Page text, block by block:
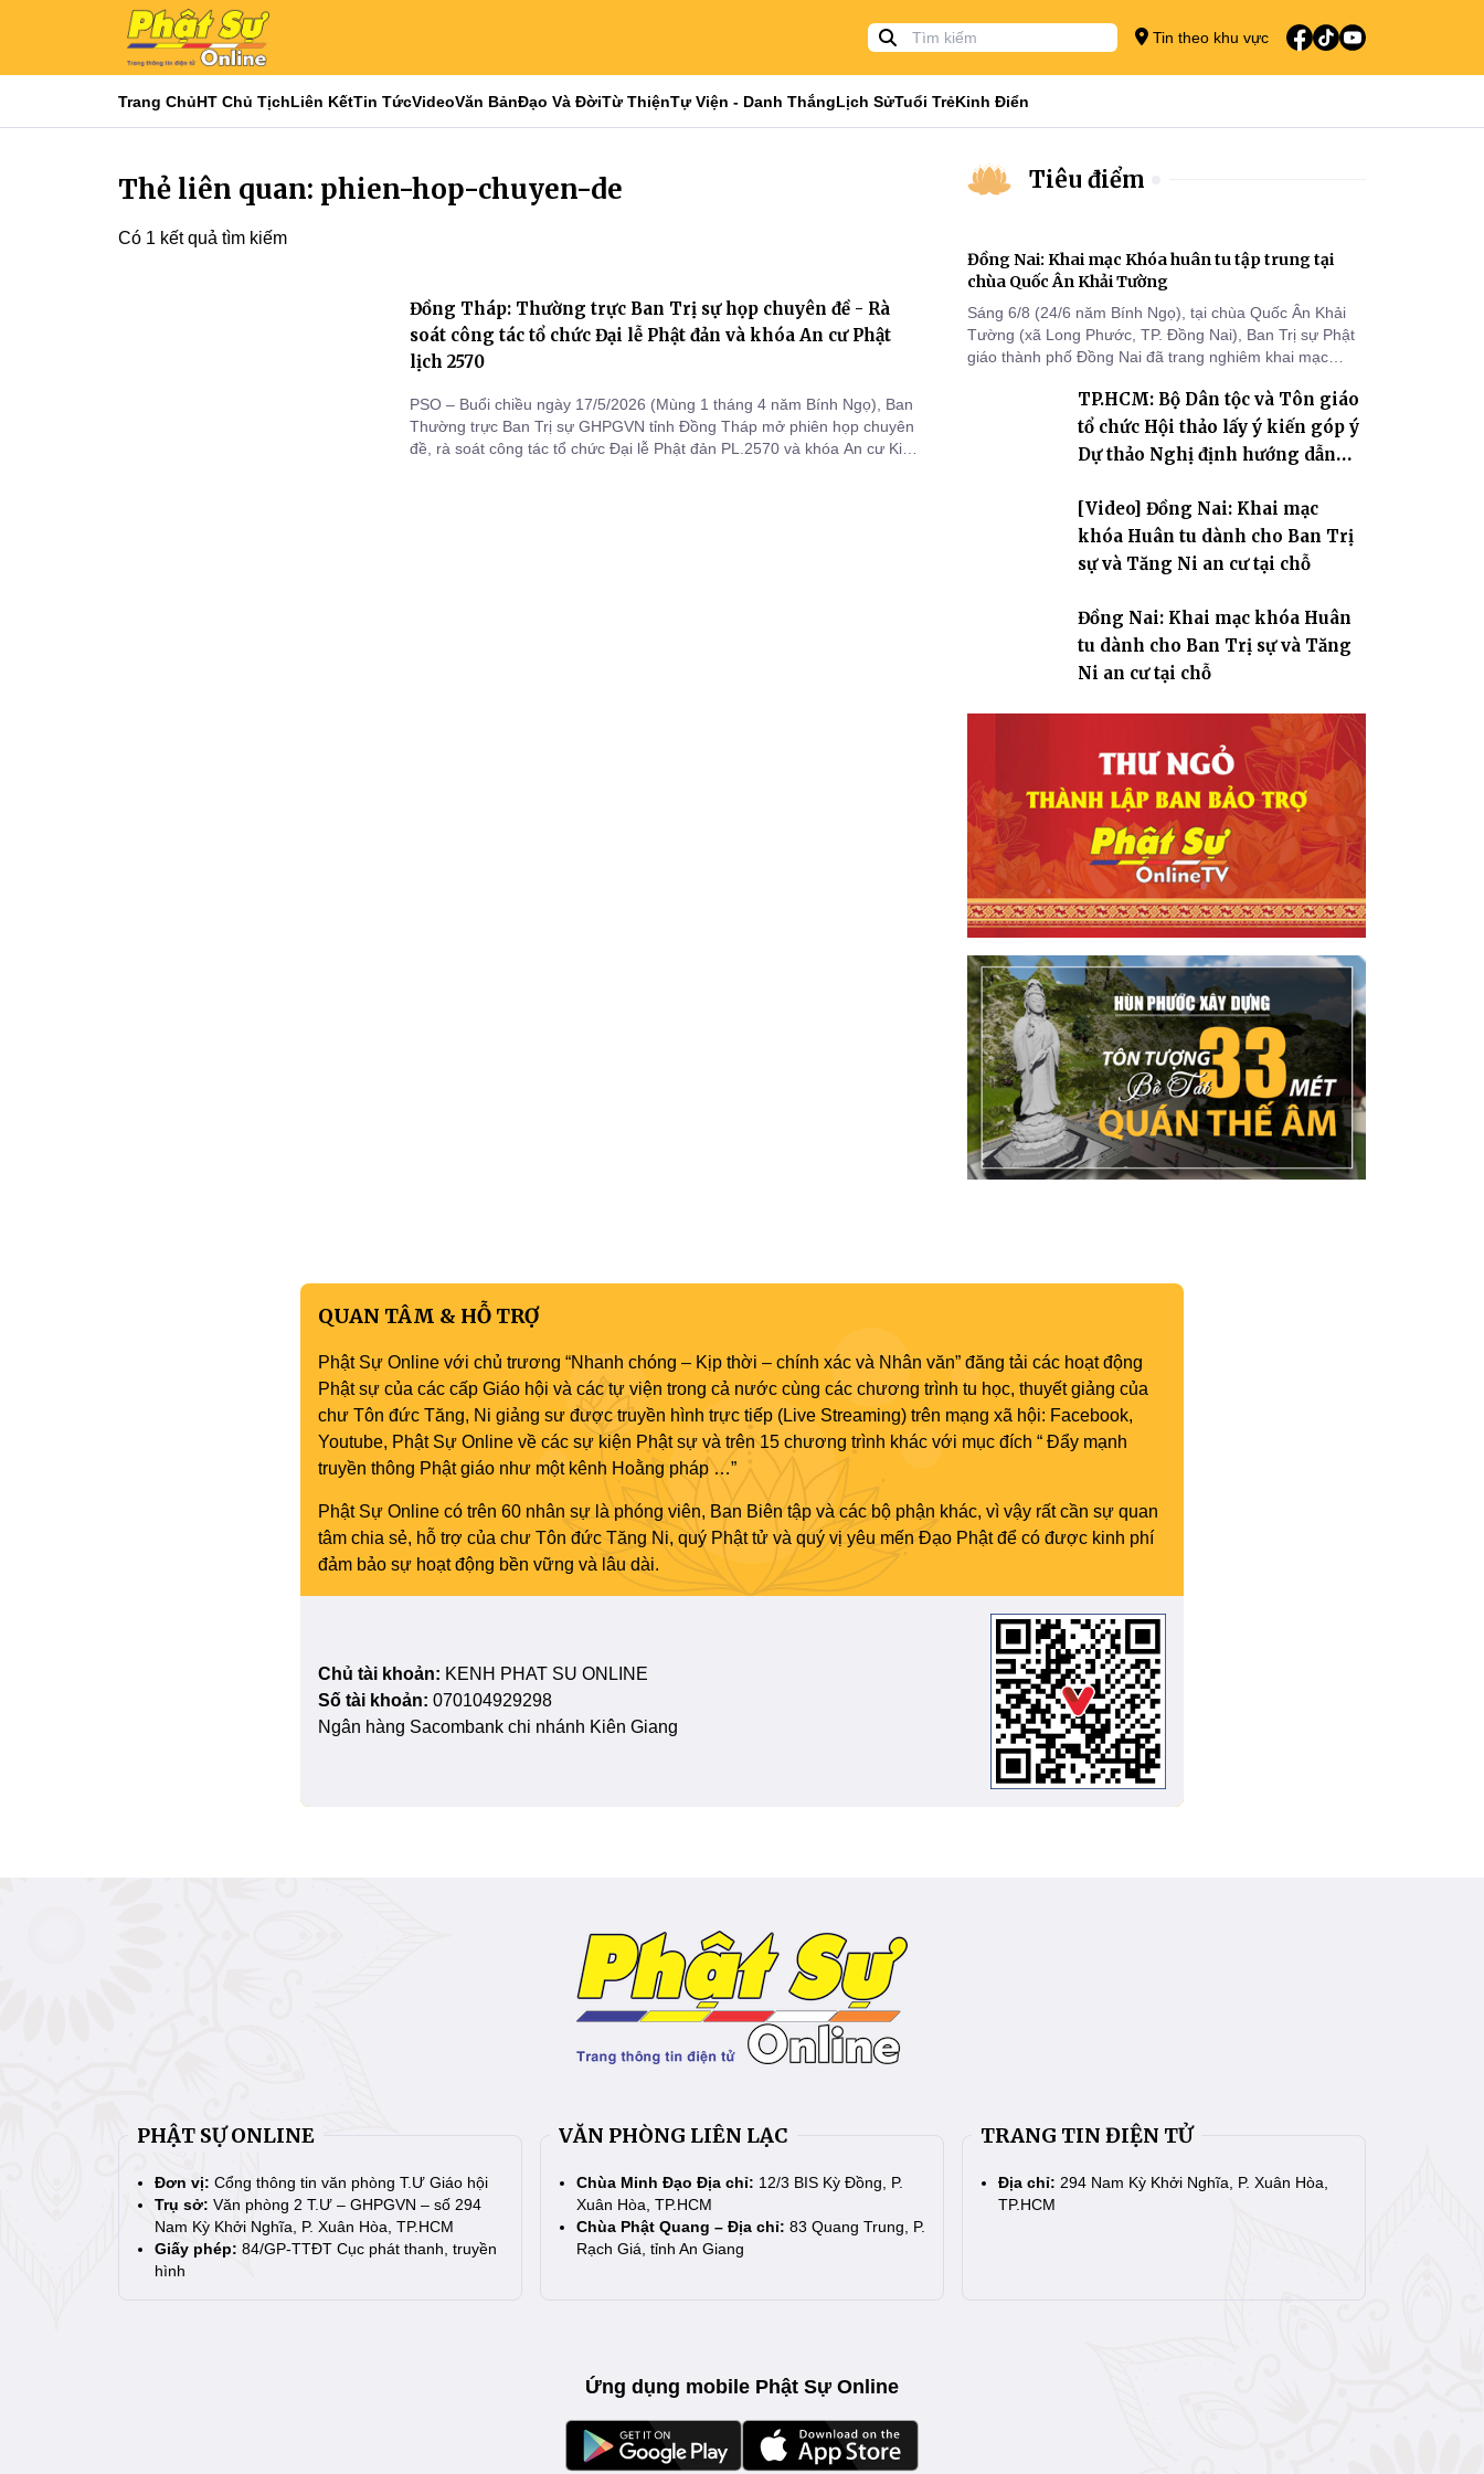
Tin theo khu vực
Trang ChủHT Chủ TịchLiên KếtTin TứcVideoVăn BảnĐạo Và ĐờiTừ ThiệnTự Viện - Danh ThắngLịch SửTuổi TrẻKinh Điển
Thẻ liên quan: phien-hop-chuyen-de
Có 1 kết quả tìm kiếm
Đồng Tháp: Thường trực Ban Trị sự họp chuyên đề - Rà
soát công tác tổ chức Đại lễ Phật đản và khóa An cư Phật
lịch 2570
PSO – Buổi chiều ngày 17/5/2026 (Mùng 1 tháng 4 năm Bính Ngọ), Ban
Thường trực Ban Trị sự GHPGVN tỉnh Đồng Tháp mở phiên họp chuyên
đề, rà soát công tác tổ chức Đại lễ Phật đản PL.2570 và khóa An cư Kiết
Tiêu điểm
Đồng Nai: Khai mạc Khóa huân tu tập trung tại
chùa Quốc Ân Khải Tường
Sáng 6/8 (24/6 năm Bính Ngọ), tại chùa Quốc Ân Khải
Tường (xã Long Phước, TP. Đồng Nai), Ban Trị sự Phật
giáo thành phố Đồng Nai đã trang nghiêm khai mạc
2570 dành cho chư Tăng hành giả an cư tại chỗ khu vực
VII, VIII và trường hạ chùa Quốc Ân Khải Tường.
TP.HCM: Bộ Dân tộc và Tôn giáo
tổ chức Hội thảo lấy ý kiến góp ý
Dự thảo Nghị định hướng dẫn
giáo
[Video] Đồng Nai: Khai mạc
khóa Huân tu dành cho Ban Trị
sự và Tăng Ni an cư tại chỗ
Đồng Nai: Khai mạc khóa Huân
tu dành cho Ban Trị sự và Tăng
Ni an cư tại chỗ
QUAN TÂM & HỖ TRỢ
Phật Sự Online với chủ trương “Nhanh chóng – Kịp thời – chính xác và Nhân văn” đăng tải các hoạt động
Phật sự của các cấp Giáo hội và các tự viện trong cả nước cùng các chương trình tu học, thuyết giảng của
chư Tôn đức Tăng, Ni giảng sư được truyền hình trực tiếp (Live Streaming) trên mạng xã hội: Facebook,
Youtube, Phật Sự Online về các sự kiện Phật sự và trên 15 chương trình khác với mục đích “ Đẩy mạnh
truyền thông Phật giáo như một kênh Hoằng pháp …”
Phật Sự Online có trên 60 nhân sự là phóng viên, Ban Biên tập và các bộ phận khác, vì vậy rất cần sự quan
tâm chia sẻ, hỗ trợ của chư Tôn đức Tăng Ni, quý Phật tử và quý vị yêu mến Đạo Phật để có được kinh phí
đảm bảo sự hoạt động bền vững và lâu dài.
Chủ tài khoản: KENH PHAT SU ONLINE
Số tài khoản: 070104929298
Ngân hàng Sacombank chi nhánh Kiên Giang
PHẬT SỰ ONLINE
Đơn vị: Cổng thông tin văn phòng T.Ư Giáo hội
Trụ sở: Văn phòng 2 T.Ư – GHPGVN – số 294
Nam Kỳ Khởi Nghĩa, P. Xuân Hòa, TP.HCM
Giấy phép: 84/GP-TTĐT Cục phát thanh, truyền
hình
VĂN PHÒNG LIÊN LẠC
Chùa Minh Đạo Địa chỉ: 12/3 BIS Kỳ Đồng, P.
Xuân Hòa, TP.HCM
Chùa Phật Quang – Địa chỉ: 83 Quang Trung, P.
Rạch Giá, tỉnh An Giang
TRANG TIN ĐIỆN TỬ
Địa chỉ: 294 Nam Kỳ Khởi Nghĩa, P. Xuân Hòa,
TP.HCM
Ứng dụng mobile Phật Sự Online